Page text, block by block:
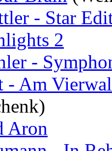
- Star
2
-
Am
Aron